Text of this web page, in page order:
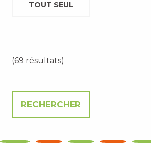
TOUT SEUL
(69 résultats)